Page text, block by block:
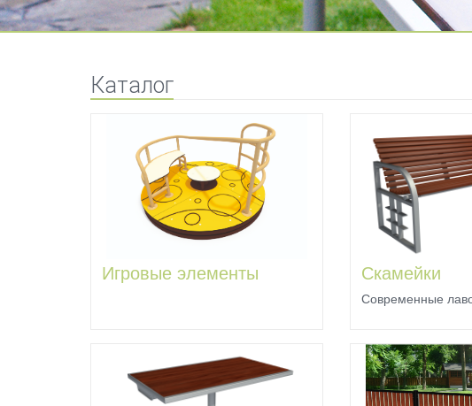
Каталог
Игровые элементы Скамейки
Современные
деревянными
дополняются
подлокотниками,
выпускаются без